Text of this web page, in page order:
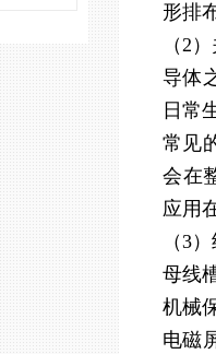
形排
（2
导体
日常
常见
会在
应用
（3
母线
机械
电磁